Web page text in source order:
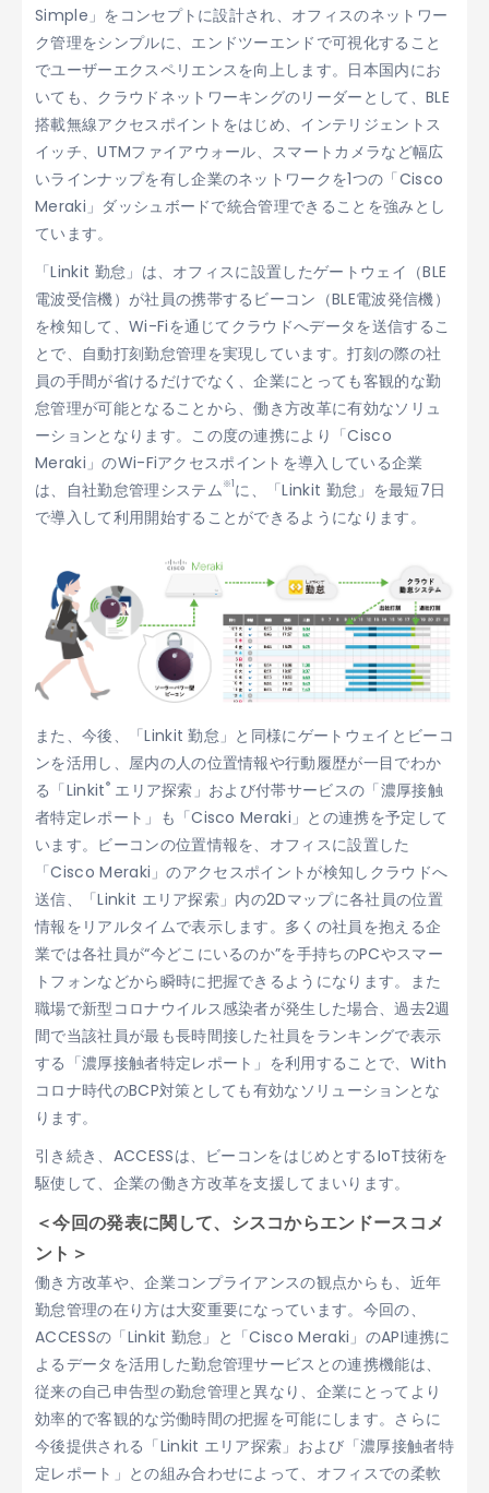
Simple」をコンセプトに設計され、オフィスのネットワー
ク管理をシンプルに、エンドツーエンドで可視化すること
でユーザーエクスペリエンスを向上します。日本国内にお
いても、クラウドネットワーキングのリーダーとして、BLE
搭載無線アクセスポイントをはじめ、インテリジェントス
イッチ、UTMファイアウォール、スマートカメラなど幅広
いラインナップを有し企業のネットワークを1つの「Cisco
Meraki」ダッシュボードで統合管理できることを強みとし
ています。
「Linkit 勤怠」は、オフィスに設置したゲートウェイ（BLE
電波受信機）が社員の携帯するビーコン（BLE電波発信機）
を検知して、Wi-Fiを通じてクラウドへデータを送信するこ
とで、自動打刻勤怠管理を実現しています。打刻の際の社
員の手間が省けるだけでなく、企業にとっても客観的な勤
怠管理が可能となることから、働き方改革に有効なソリュ
ーションとなります。この度の連携により「Cisco
Meraki」のWi-Fiアクセスポイントを導入している企業
は、自社勤怠管理システム※1に、「Linkit 勤怠」を最短7日
で導入して利用開始することができるようになります。
また、今後、「Linkit 勤怠」と同様にゲートウェイとビーコ
ンを活用し、屋内の人の位置情報や行動履歴が一目でわか
る「Linkit®エリア探索」および付帯サービスの「濃厚接触
者特定レポート」も「Cisco Meraki」との連携を予定して
います。ビーコンの位置情報を、オフィスに設置した
「Cisco Meraki」のアクセスポイントが検知しクラウドへ
送信、「Linkit エリア探索」内の2Dマップに各社員の位置
情報をリアルタイムで表示します。多くの社員を抱える企
業では各社員が“今どこにいるのか”を手持ちのPCやスマー
トフォンなどから瞬時に把握できるようになります。また
職場で新型コロナウイルス感染者が発生した場合、過去2週
間で当該社員が最も長時間接した社員をランキングで表示
する「濃厚接触者特定レポート」を利用することで、With
コロナ時代のBCP対策としても有効なソリューションとな
ります。
引き続き、ACCESSは、ビーコンをはじめとするIoT技術を
駆使して、企業の働き方改革を支援してまいります。
＜今回の発表に関して、シスコからエンドースコメ
ント＞
働き方改革や、企業コンプライアンスの観点からも、近年
勤怠管理の在り方は大変重要になっています。今回の、
ACCESSの「Linkit 勤怠」と「Cisco Meraki」のAPI連携に
よるデータを活用した勤怠管理サービスとの連携機能は、
従来の自己申告型の勤怠管理と異なり、企業にとってより
効率的で客観的な労働時間の把握を可能にします。さらに
今後提供される「Linkit エリア探索」および「濃厚接触者特
定レポート」との組み合わせによって、オフィスでの柔軟